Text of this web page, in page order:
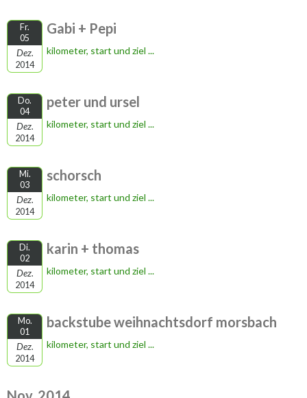
Fr.
05
Dez.
2014
Gabi + Pepi
kilometer, start und ziel ...
Do.
04
Dez.
2014
peter und ursel
kilometer, start und ziel ...
Mi.
03
Dez.
2014
schorsch
kilometer, start und ziel ...
Di.
02
Dez.
2014
karin + thomas
kilometer, start und ziel ...
Mo.
01
Dez.
2014
backstube weihnachtsdorf morsbach
kilometer, start und ziel ...